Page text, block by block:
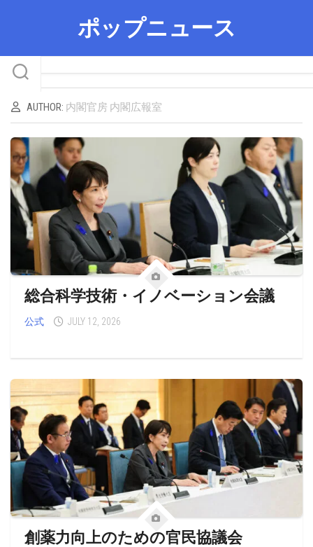
ポップニュース
AUTHOR: 内閣官房 内閣広報室
総合科学技術・イノベーション会議
公式 JULY 12, 2026
創薬力向上のための官民協議会